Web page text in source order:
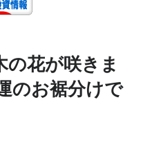
の花が咲きま
のお裾分けで